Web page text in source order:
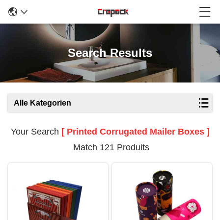
Search Results
Alle Kategorien
Your Search [ Printed Corrugated Mailer Boxes ]
Match 121 Produits